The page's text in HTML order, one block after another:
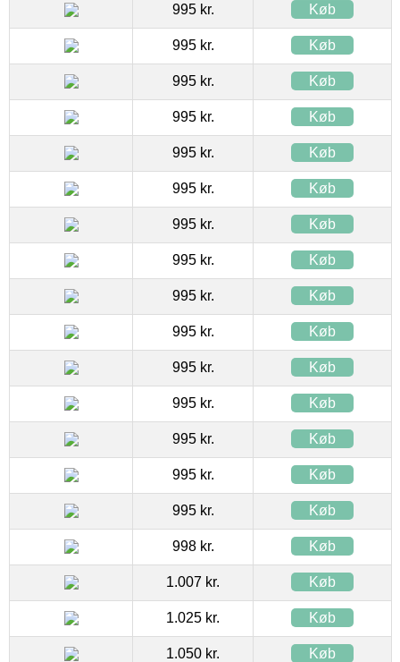
995 kr. Køb
995 kr. Køb
995 kr. Køb
995 kr. Køb
995 kr. Køb
995 kr. Køb
995 kr. Køb
995 kr. Køb
995 kr. Køb
995 kr. Køb
995 kr. Køb
995 kr. Køb
995 kr. Køb
995 kr. Køb
995 kr. Køb
998 kr. Køb
1.007 kr. Køb
1.025 kr. Køb
1.050 kr. Køb